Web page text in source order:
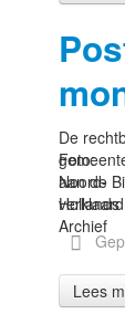
Foto:
Noord-
Hollands
Archief
De
aan de
verklaard
Lees